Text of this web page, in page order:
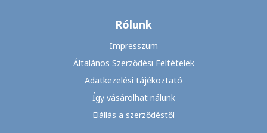
Rólunk
Impresszum
Általános Szerződési Feltételek
Adatkezelési tájékoztató
Így vásárolhat nálunk
Elállás a szerződéstől